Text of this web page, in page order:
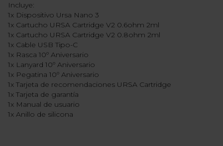
Incluye:
1x Dispositivo Ursa Nano 3
1x Cartucho URSA Cartridge V2 0.6ohm 2ml
1x Cartucho URSA Cartridge V2 0.8ohm 2ml
1x Cable USB Tipo-C
1x Rasca 10º Aniversario
1x Lanyard 10º Aniversario
1x Pegatina 10º Aniversario
1x Tarjeta de recomendaciones URSA Cartridge
1x Tarjeta de garantía
1x Manual de usuario
1x Anillo de silicona